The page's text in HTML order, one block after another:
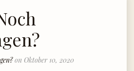
on Oktober 10, 2020